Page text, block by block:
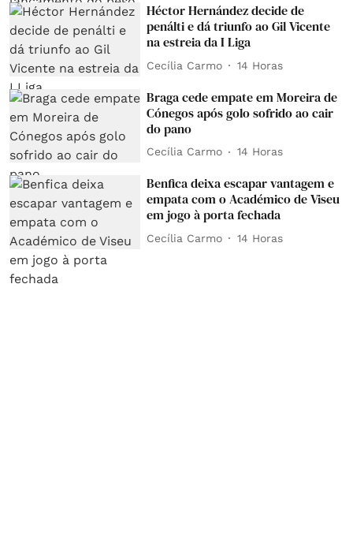
Héctor Hernández decide de
penálti e dá triunfo ao Gil Vicente
na estreia da I Liga
Cecília Carmo 14 Horas
Braga cede empate em Moreira de
Cónegos após golo sofrido ao cair
do pano
Cecília Carmo 14 Horas
Benfica deixa escapar vantagem e
empata com o Académico de Viseu
em jogo à porta fechada
Cecília Carmo 14 Horas